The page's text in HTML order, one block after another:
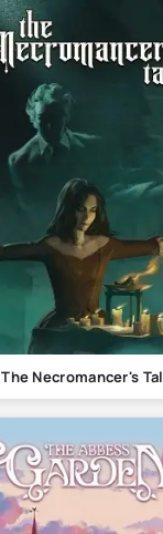
The Necromancer's